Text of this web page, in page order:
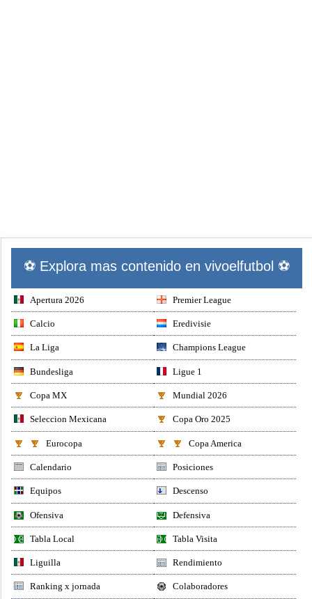
⚽ Explora mas contenido en vivoelfutbol ⚽
Apertura 2026 Premier League
Calcio Eredivisie
La Liga Champions League
Bundesliga Ligue 1
Copa MX Mundial 2026
Seleccion Mexicana Copa Oro 2025
Eurocopa Copa America
Calendario Posiciones
Equipos Descenso
Ofensiva Defensiva
Tabla Local Tabla Visita
Liguilla Rendimiento
Ranking x jornada Colaboradores